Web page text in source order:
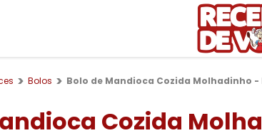
Bolos Bolo de Mandioca Cozida Molhadinho -
Cozida